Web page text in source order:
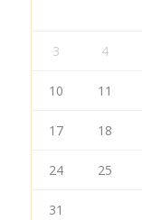
3 4
10 11
17 18
24 25
31